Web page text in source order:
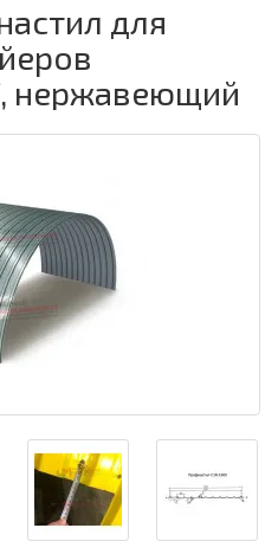
для
нержавеющий